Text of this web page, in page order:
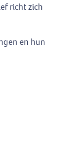
richt zich
en hun